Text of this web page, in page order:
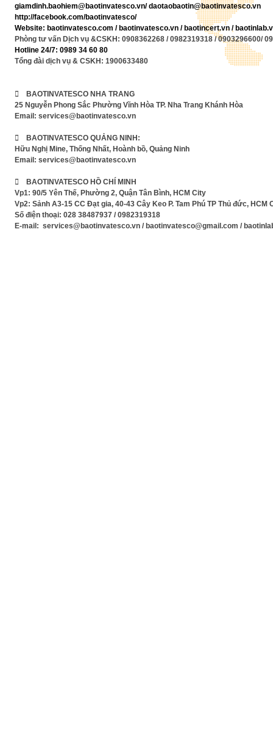
giamdinh.baohiem@baotinvatesco.vn/ daotaobaotin@baotinvatesco.vn
http://facebook.com/baotinvatesco/
Website: baotinvatesco.com / baotinvatesco.vn /baotincert.vn /
Phòng tư vấn Dịch vụ &CSKH: 0908362268 / 0982319318 / 0903296600/
Hotline 24/7: 0989 34 60 80
Tổng đài dịch vụ & CSKH: 1900633480
 BAOTINVATESCO NHA TRANG
25 Nguyễn Phong Sắc Phường Vĩnh Hòa TP. Nha Trang Khánh Hòa
Email: services@baotinvatesco.vn
 BAOTINVATESCO QUẢNG NINH:
Hữu Nghị Mine, Thống Nhất, Hoành bồ, Quảng Ninh
Email: services@baotinvatesco.vn
 BAOTINVATESCO HỒ CHÍ MINH
Vp1: 90/5 Yên Thế, Phường 2, Quận Tân Bình, HCM City
Vp2: Sảnh A3-15 CC Đạt gia, 40-43 Cây Keo P. Tam Phú TP Thủ đức, HCM
Số điện thoại: 028 38487937 / 0982319318
E-mail: services@baotinvatesco.vn / baotinvatesco@gmail.com /